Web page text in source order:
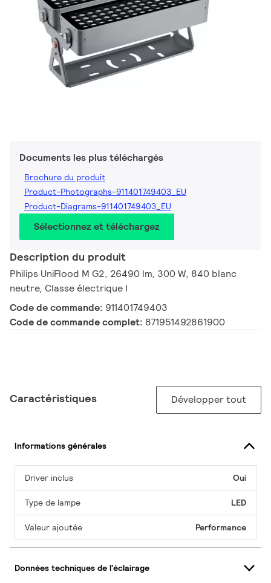
Documents les plus téléchargés
Brochure du produit
Product-Photographs-911401749403_EU
Product-Diagrams-911401749403_EU
Sélectionnez et téléchargez
Description du produit
Philips UniFlood M G2, 26490 lm, 300 W, 840 blanc
neutre, Classe électrique I
Code de commande: 911401749403
Code de commande complet: 871951492861900
Caractéristiques Développer tout
Informations générales
Driver inclus Oui
Type de lampe LED
Valeur ajoutée Performance
Données techniques de l'éclairage